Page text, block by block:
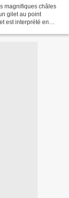
magnifiques châles
gilet au point
est interprété en